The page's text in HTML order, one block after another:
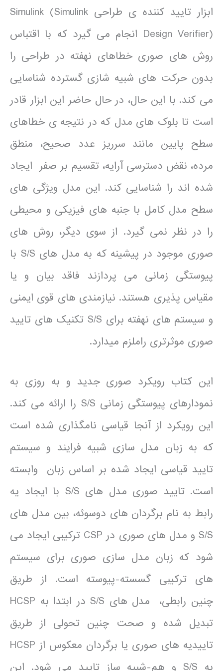
ابزار تایید کننده ی طراحی Simulink (Simulink
Design Verifier) انجام می گیرد که با اقتباس
روش های صوری خطاهای نهفته در طراحی را
بدون حرکت های شبیه شازی گسترده شناسایی
می کند. با این حال، در حال حاضر این ابزار قادر
است تا بلوک های مدل که در نتیجه ی خطاهای
سطح پایین مانند سرریز عدد صحیح، منطق
مرده، نقض دسترسی آرایه، تقسیم بر صفر ایجاد
شده اند را شناسایی کند. این مدل ویژگی های
سطح مدل کامل با جنبه های فیزیکی و محیطی
را در نظر نمی گیرد. از سوی دیگر، روش های
صوری موجود در پیشینه که به مدل های S/S با
پیوستگی زمانی می پردازند فاقد بیان و یا
مقیاس پذیری هستند. نیازمندی های قوی ایمنی
و سیستم های نهفته برای S/S تکنیک های تایید
صوری موثرتری راملزم میدارد.
این کتاب رویکرد صوری جدید و به روزی به
نمودارهای پیوستگی زمانی S/S را ارائه می کند.
این رویکرد از آنجا قیاسی نامگذاری شده است
که به زبان مدل سازی شبیه فرایند و سیستم
تایید قیاسی ایجاد شده بر اساس زبان وابسته
است. تایید صوری مدل های S/S با ایجاد یه
رابط به نام برگردان های دوسوئه، بین مدل های
S/S و مدل های صوری در CSP ترکیبی ایجاد می
شود که زبان مدل سازی صوری برای سیستم
های ترکیبی گسسته-پیوسته است. از طریق
چنین رابطی، مدل های S/S در ابتدا به HCSP
تبدیل شده و صحت چنین تحولی از طریق
تاییدیه های صوری یا برگردان معکوس از HCSP
به S/S و هم-شبیه ساز تایید می شود. این